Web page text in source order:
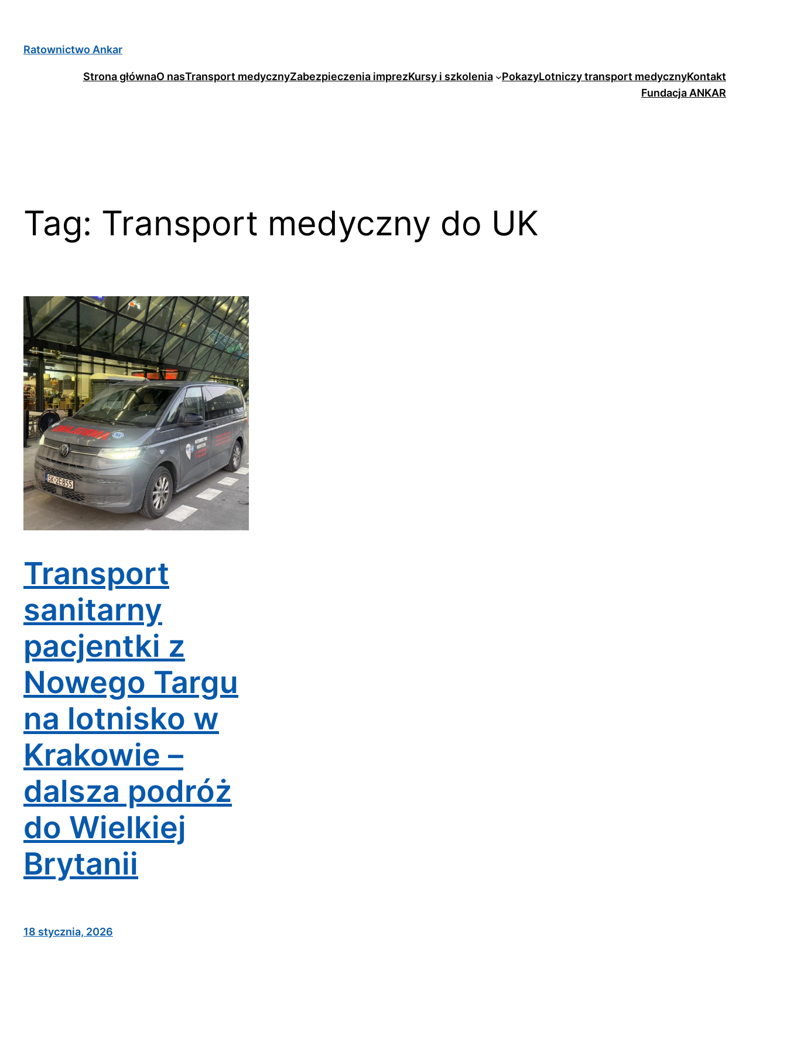
Ratownictwo Ankar
Strona głównaO nasTransport medycznyZabezpieczenia imprezKursy i szkolenia PokazyLotniczy transport medycznyKontakt
Fundacja ANKAR
Tag: Transport medyczny do UK
Transport
sanitarny
pacjentki z
Nowego Targu
na lotnisko w
Krakowie –
dalsza podróż
do Wielkiej
Brytanii
18 stycznia, 2026